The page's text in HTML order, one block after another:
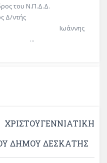
Ν.Π.Δ.Δ.
Δ/ντής
Ιωάννης
...
ΔΉΜΟΥ ΔΕΣΚΆΤΗΣ